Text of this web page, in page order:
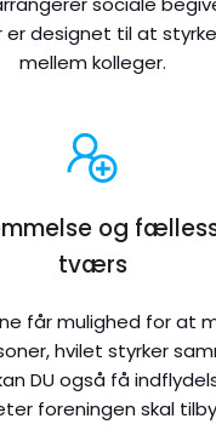
er designet til at
mellem kolleger.
og
tværs
får mulighed for at
hvilet styrker
DU også få
foreningen skal